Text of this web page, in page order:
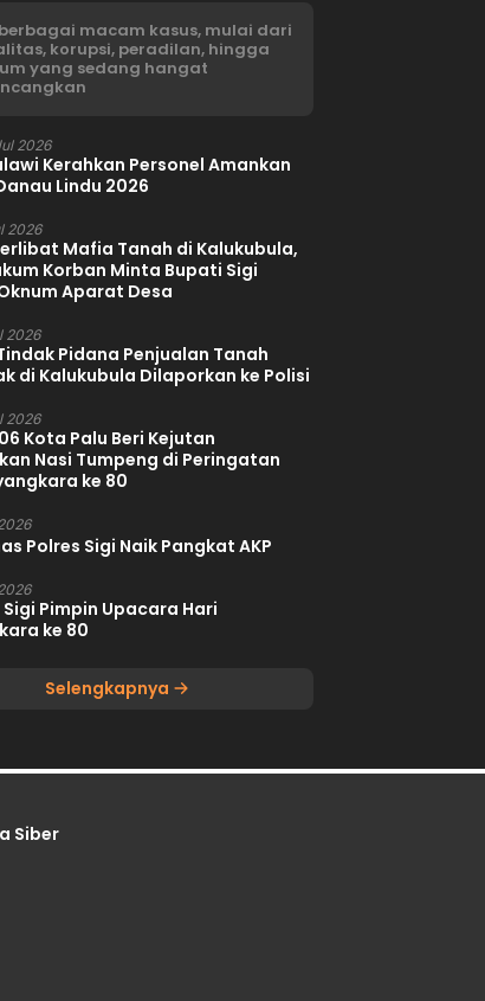
macam kasus, mulai dari
korupsi, peradilan, hingga
yang sedang hangat
2026
Kerahkan Personel Amankan
Lindu 2026
2026
Mafia Tanah di Kalukubula,
Korban Minta Bupati Sigi
Aparat Desa
2026
Pidana Penjualan Tanah
di Kalukubula Dilaporkan ke Polisi
2026
Kota Palu Beri Kejutan
Nasi Tumpeng di Peringatan
ke 80
Polres Sigi Naik Pangkat AKP
Pimpin Upacara Hari
ke 80
Selengkapnya
Siber